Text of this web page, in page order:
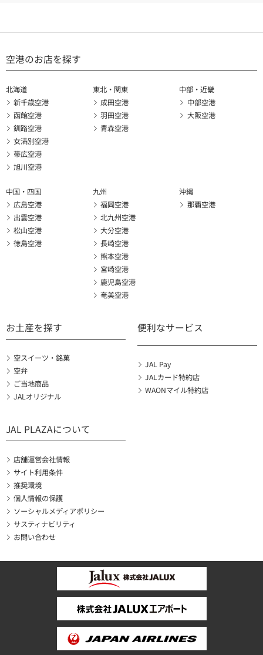
空港のお店を探す
北海道
新千歳空港
函館空港
釧路空港
女満別空港
帯広空港
旭川空港
東北・関東
成田空港
羽田空港
青森空港
中部・近畿
中部空港
大阪空港
中国・四国
広島空港
出雲空港
松山空港
徳島空港
九州
福岡空港
北九州空港
大分空港
長崎空港
熊本空港
宮崎空港
鹿児島空港
奄美空港
沖縄
那覇空港
お土産を探す
空スイーツ・銘菓
空弁
ご当地商品
JALオリジナル
便利なサービス
JAL Pay
JALカード特約店
WAONマイル特約店
JAL PLAZAについて
店舗運営会社情報
サイト利用条件
推奨環境
個人情報の保護
ソーシャルメディアポリシー
サスティナビリティ
お問い合わせ